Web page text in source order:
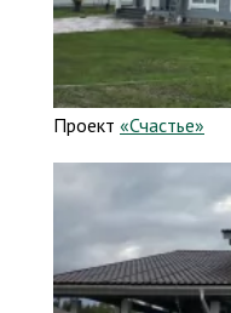
Проект «Счастье»